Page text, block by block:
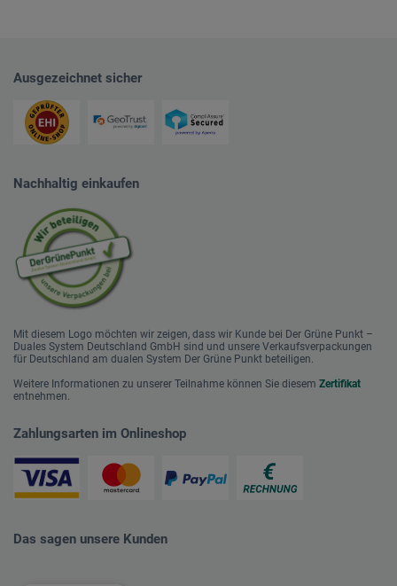
Ausgezeichnet sicher
Nachhaltig einkaufen
Mit diesem Logo möchten wir zeigen, dass wir Kunde bei Der Grüne Punkt –
Duales System Deutschland GmbH sind und unsere Verkaufsverpackungen
für Deutschland am dualen System Der Grüne Punkt beteiligen.
Weitere Informationen zu unserer Teilnahme können Sie diesem Zertifikat
entnehmen.
Zahlungsarten im Onlineshop
Das sagen unsere Kunden